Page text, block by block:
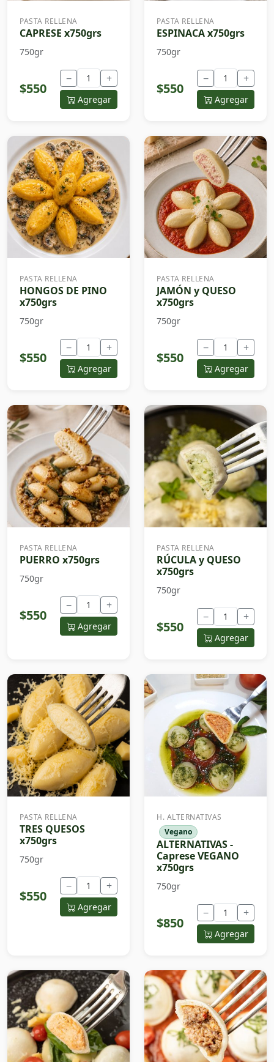
PASTA RELLENA
CAPRESE x750grs
750gr
$550
− +
Agregar
PASTA RELLENA
ESPINACA x750grs
750gr
$550
− +
Agregar
PASTA RELLENA
HONGOS DE PINO
x750grs
750gr
$550
− +
Agregar
PASTA RELLENA
JAMÓN y QUESO
x750grs
750gr
$550
− +
Agregar
PASTA RELLENA
PUERRO x750grs
750gr
$550
− +
Agregar
PASTA RELLENA
RÚCULA y QUESO
x750grs
750gr
$550
− +
Agregar
PASTA RELLENA
TRES QUESOS
x750grs
750gr
$550
− +
Agregar
H. ALTERNATIVAS
Vegano
ALTERNATIVAS -
Caprese VEGANO
x750grs
750gr
$850
− +
Agregar